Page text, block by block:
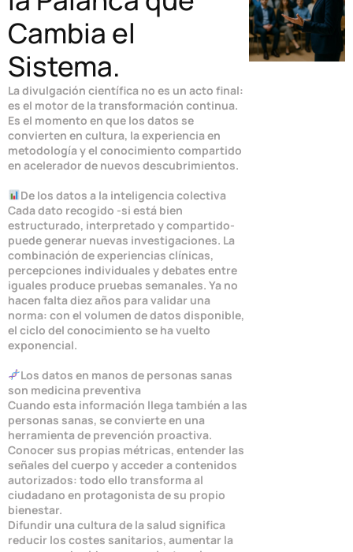
Cambia el
Sistema.
La divulgación científica no es un acto final:
es el motor de la transformación continua.
Es el momento en que los datos se
convierten en cultura, la experiencia en
metodología y el conocimiento compartido
en acelerador de nuevos descubrimientos.
De los datos a la inteligencia colectiva
Cada dato recogido -si está bien
estructurado, interpretado y compartido-
puede generar nuevas investigaciones. La
combinación de experiencias clínicas,
percepciones individuales y debates entre
iguales produce pruebas semanales. Ya no
hacen falta diez años para validar una
norma: con el volumen de datos disponible,
el ciclo del conocimiento se ha vuelto
exponencial.
Los datos en manos de personas sanas
son medicina preventiva
Cuando esta información llega también a las
personas sanas, se convierte en una
herramienta de prevención proactiva.
Conocer sus propias métricas, entender las
señales del cuerpo y acceder a contenidos
autorizados: todo ello transforma al
ciudadano en protagonista de su propio
bienestar.
Difundir una cultura de la salud significa
reducir los costes sanitarios, aumentar la